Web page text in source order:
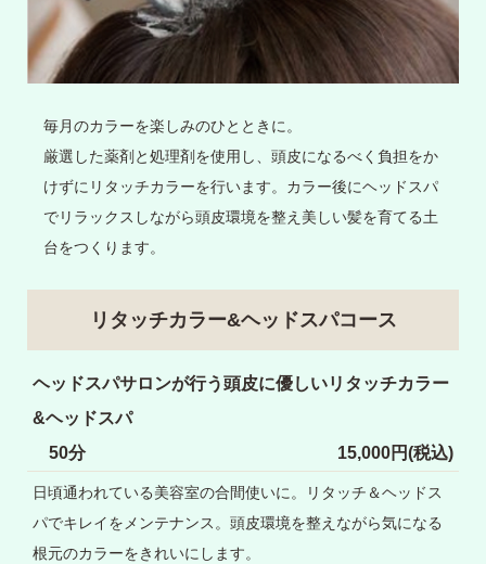
毎月のカラーを楽しみのひとときに。
厳選した薬剤と処理剤を使用し、頭皮になるべく負担をか
けずにリタッチカラーを行います。カラー後にヘッドスパ
でリラックスしながら頭皮環境を整え美しい髪を育てる土
台をつくります。
リタッチカラー&ヘッドスパコース
ヘッドスパサロンが行う頭皮に優しいリタッチカラー
&ヘッドスパ
50分
15,000円(税込)
日頃通われている美容室の合間使いに。リタッチ＆ヘッドス
パでキレイをメンテナンス。頭皮環境を整えながら気になる
根元のカラーをきれいにします。